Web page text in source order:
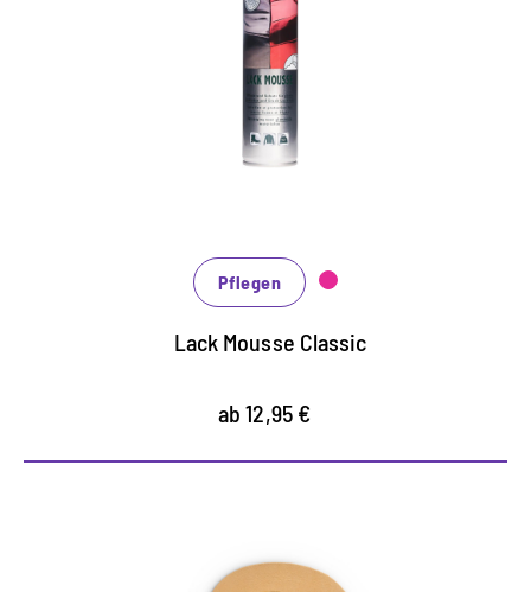
schützt und pflegt alle glatten und crushed
mit sorgfältig abgestimmten Inhaltsstoffen
bewahrt den Glanz und die Elastizität des Materials
Pflegen
Lack Mousse Classic
ab 12,95 €